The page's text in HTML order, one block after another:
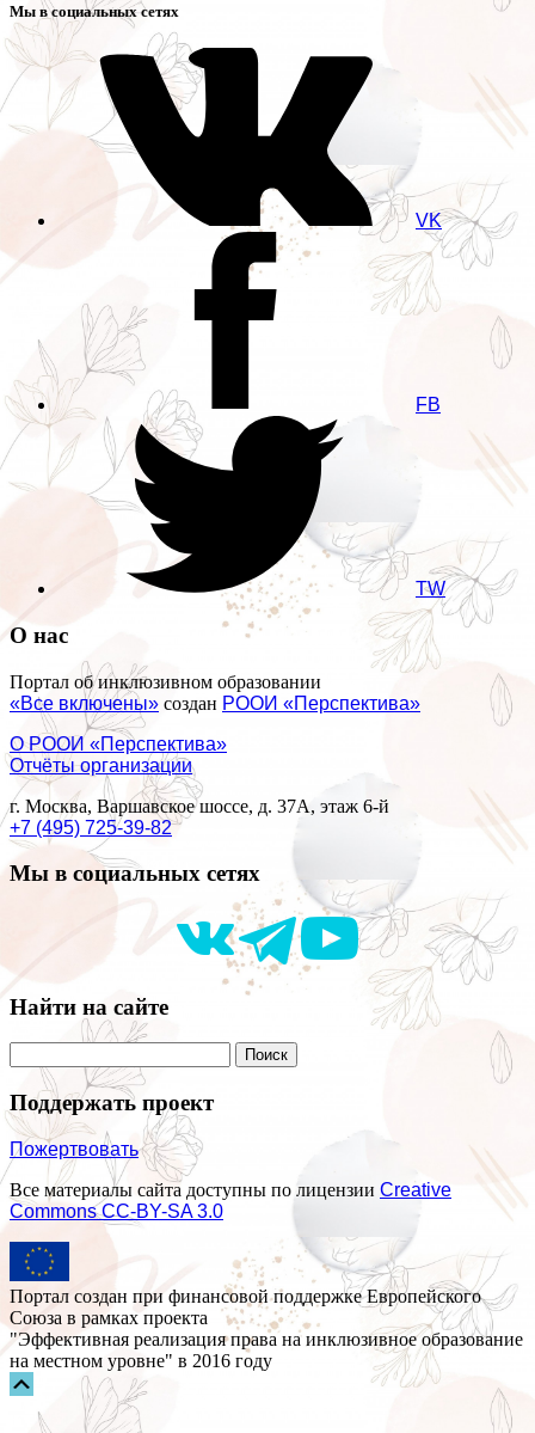
Мы в социальных сетях
VK
FB
TW
О нас
Портал об инклюзивном образовании
«Все включены» создан РООИ «Перспектива»
О РООИ «Перспектива»
Отчёты организации
г. Москва, Варшавское шоссе, д. 37А, этаж 6-й
+7 (495) 725-39-82
Мы в социальных сетях
Найти на сайте
Поддержать проект
Пожертвовать
Все материалы сайта доступны по лицензии Creative
Commons СС-BY-SA 3.0
Портал создан при финансовой поддержке Европейского
Союза в рамках проекта
"Эффективная реализация права на инклюзивное образование
на местном уровне" в 2016 году
Прокрутка
вверх